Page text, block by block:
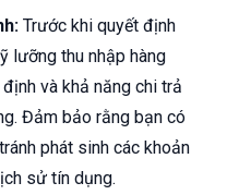
Trước khi quyết định
lưỡng thu nhập hàng
và khả năng chi trả
Đảm bảo rằng bạn có
phát sinh các khoản
sử tín dụng.